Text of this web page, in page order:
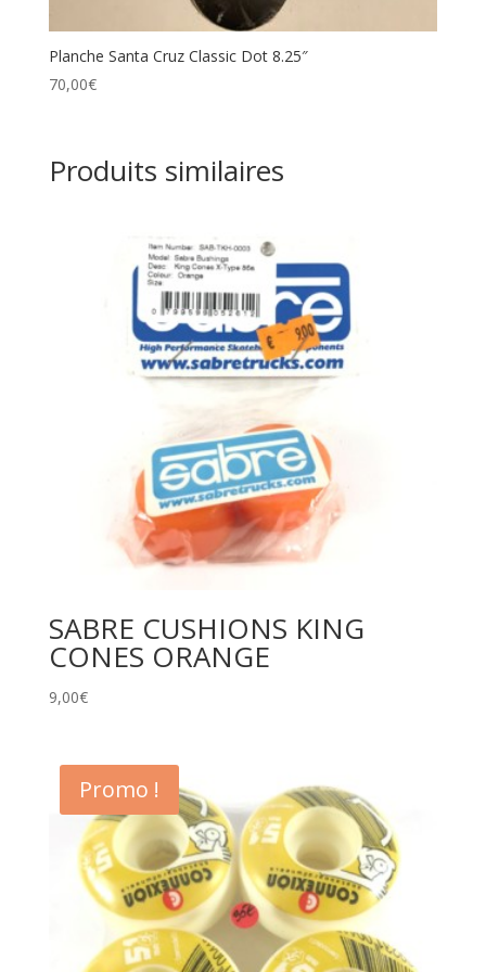
Planche Santa Cruz Classic Dot 8.25″
70,00€
Produits similaires
SABRE CUSHIONS KING
CONES ORANGE
9,00€
Promo !